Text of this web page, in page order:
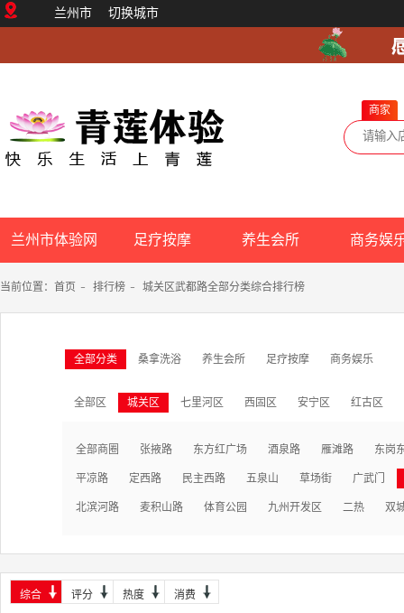
兰州市 切换城市
商家
兰州市体验网 足疗按摩 养生会所 商务娱
当前位置： 首页 - 排行榜 - 城关区武都路全部分类综合排行榜
全部分类 桑拿洗浴 养生会所 足疗按摩 商务娱乐
全部区 城关区 七里河区 西固区 安宁区 红古区
全部商圈 张掖路 东方红广场 酒泉路 雁滩路 东岗
平凉路 定西路 民主西路 五泉山 草场街 广武门
北滨河路 麦积山路 体育公园 九州开发区 二热 双
综合 评分 热度 消费